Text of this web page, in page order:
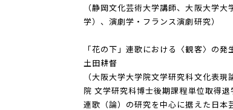
（静岡文化芸術大学講師、大阪大学
学）、演劇学・フランス演劇研究）
「花の下」連歌における〈観客〉の発
土田耕督
（大阪大学大学院文学研究科文化表
院 文学研究科博士後期課程単位取得
連歌（論）の研究を中心に据えた日本